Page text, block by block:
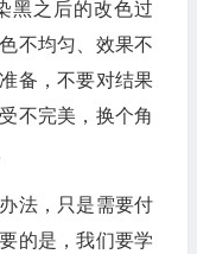
黑之后的改色过
不均匀、效果不
备，不要对结果
不完美，换个角
法，只是需要付
的是，我们要学